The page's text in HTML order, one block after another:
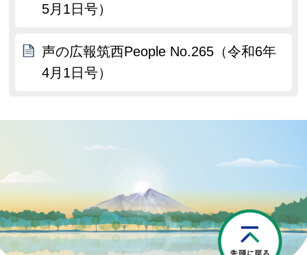
5月1日号）
声の広報筑西People No.265（令和6年
4月1日号）